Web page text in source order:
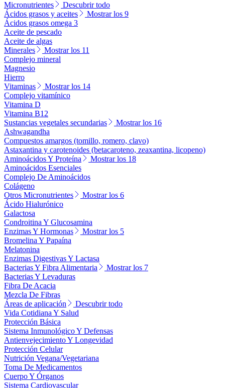
Micronutrientes
Descubrir todo
Ácidos grasos y aceites
Mostrar los 9
Ácidos grasos omega 3
Aceite de pescado
Aceite de algas
Minerales
Mostrar los 11
Complejo mineral
Magnesio
Hierro
Vitaminas
Mostrar los 14
Complejo vitamínico
Vitamina D
Vitamina B12
Sustancias vegetales secundarias
Mostrar los 16
Ashwagandha
Compuestos amargos (tomillo, romero, clavo)
Astaxantina y carotenoides (betacaroteno, zeaxantina, licopeno)
Aminoácidos Y Proteína
Mostrar los 18
Aminoácidos Esenciales
Complejo De Aminoácidos
Colágeno
Otros Micronutrientes
Mostrar los 6
Ácido Hialurónico
Galactosa
Condroitina Y Glucosamina
Enzimas Y Hormonas
Mostrar los 5
Bromelina Y Papaína
Melatonina
Enzimas Digestivas Y Lactasa
Bacterias Y Fibra Alimentaria
Mostrar los 7
Bacterias Y Levaduras
Fibra De Acacia
Mezcla De Fibras
Áreas de aplicación
Descubrir todo
Vida Cotidiana Y Salud
Protección Básica
Sistema Inmunológico Y Defensas
Antienvejecimiento Y Longevidad
Protección Celular
Nutrición Vegana/Vegetariana
Toma De Medicamentos
Cuerpo Y Órganos
Sistema Cardiovascular